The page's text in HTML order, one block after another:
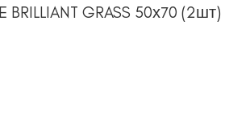
BRILLIANT GRASS 50х70 (2шт)